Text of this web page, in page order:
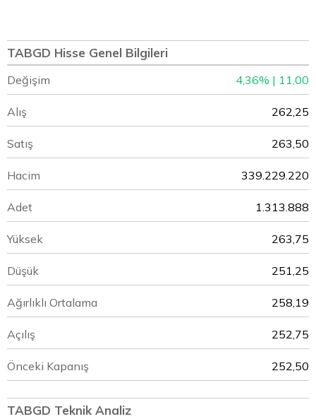
TABGD Hisse Genel Bilgileri
Değişim 4,36% | 11,00
Alış 262,25
Satış 263,50
Hacim 339.229.220
Adet 1.313.888
Yüksek 263,75
Düşük 251,25
Ağırlıklı Ortalama 258,19
Açılış 252,75
Önceki Kapanış 252,50
TABGD Teknik Analiz